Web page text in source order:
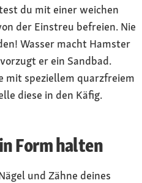
du mit einer weichen
der Einstreu befreien. Nie
Wasser macht Hamster
er ein Sandbad.
mit speziellem quarzfreiem
diese in den Käfig.
Form halten
und Zähne deines